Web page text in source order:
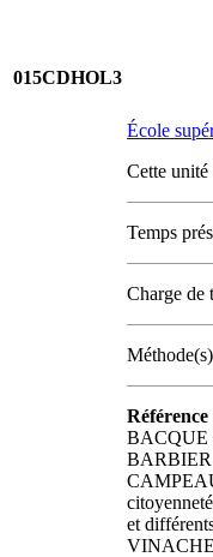
015CDHOL3
École
Cette unité
Temps
Charge de
Référence
BACQUE
BARBIER
et